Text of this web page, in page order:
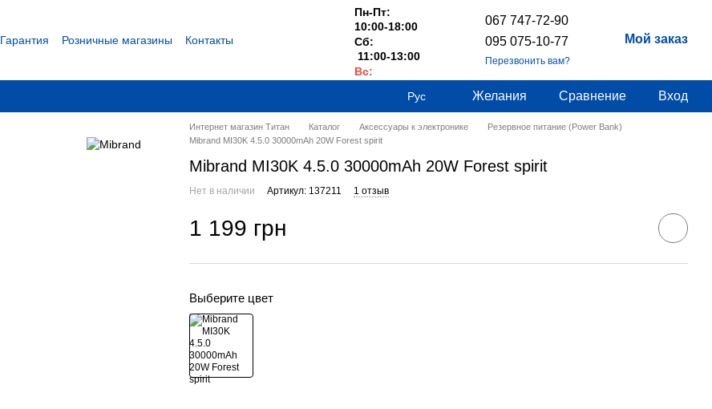
Гарантия Розничные магазины
Контакты
Пн-Пт:
10:00-18:00
Сб:
11:00-13:00
Вс:
067 747-72-90
095 075-10-77
Перезвонить вам?
Мой заказ
Рус Желания Сравнение Вход
Интернет магазин Титан Каталог Аксессуары к электронике
Резервное питание (Power Bank)
Mibrand MI30K 4.5.0 30000mAh 20W Forest spirit
Mibrand MI30K 4.5.0 30000mAh 20W Forest spirit
Нет в наличии Артикул: 137211 1 отзыв
1 199 грн
Выберите цвет